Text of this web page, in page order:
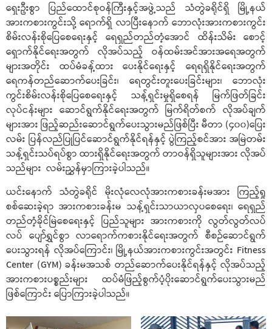
ရှေးဦးစွာ ပြည်ထောင်စုဝန်ကြီးနှင့်အဖွဲ့သည် သံတွဲခရိုင်ရှိ မြို့နယ်
အားကစားကွင်းသို့ ရောက်ရှိ လာပြီးနောက် ဘောလုံးအားကစားကွင်း
စိမ်းလန်းစိုပြေစေရေးနှင့် ရေရှည်တည်တံ့အောင် ထိန်းသိမ်း စောင့်
ရှောက်နိုင်ရေးအတွက် လိုအပ်သည့် ဝန်ထမ်းအင်အားအရေအတွက်
များအတိုင်း ထပ်မံခန့်ထား ပေးနိုင်ရေးနှင့် ရေရရှိနိုင်ရေးအတွက်
ရေကန်တည်ဆောက်ပေးခြင်း၊ ရေတွင်းတူးပေးခြင်းများ၊ ဘောလုံး
ကွင်းစိမ်းလန်းစိုပြေစေရေးနှင့် သန့်ရှင်းမှုရှိစေရန် မြက်ဖြတ်ခြင်း
လုပ်ငန်းများ ဆောင်ရွက်နိုင်ရေးအတွက် မြက်ရိတ်စက် လိုအပ်ချက်
များအား ဖြည့်ဆည်းဆောင်ရွက်ပေးသွားမည်ဖြစ်ပြီး မီတာ (၄၀၀)ပြေး
လမ်း ပြန်လည်ပြုပြင်ဆောင်ရွက်နိုင်ရန်နှင့် ပွဲကြည့်စင်အား အမြဲတမ်း
သန့်ရှင်းသပ်ရပ်စွာ ထားရှိနိုင်ရေးအတွက် တာဝန်ရှိသူများအား လိုအပ်
သည်များ လမ်းညွှန်မှာကြားခဲ့ပါသည်။
ယင်းနောက် သံတွဲခရိုင် မိုးလုံလေလုံအားကစားခန်းမအား ကြည့်ရှု
စစ်ဆေးခဲ့ရာ အားကစားခန်းမ သန့်ရှင်းသာယာလှပစေရေး၊ ရေရှည်
တည်တံ့ခိုင်မြဲစေရေးနှင့် ပြည်သူများ အားကစားကို လွတ်လွတ်လပ်
လပ် ပျော်ရွှင်စွာ လာရောက်ကစားနိုင်ရေးအတွက် စီစဉ်ဆောင်ရွက်
ပေးသွားရန် လိုအပ်ကြောင်း၊ မြို့နယ်အားကစားကွင်းအတွင်း Fitness
Center (GYM) ခန်းမအသစ် တည်ဆောက်ပေးနိုင်ရန်နှင့် လိုအပ်သည့်
အားကစားပစ္စည်းများ ထပ်မံဖြည့်စွက်ပံ့ပိုးဆောင်ရွက်ပေးသွားမည်
ဖြစ်ကြောင်း ပြောကြားခဲ့ပါသည်။